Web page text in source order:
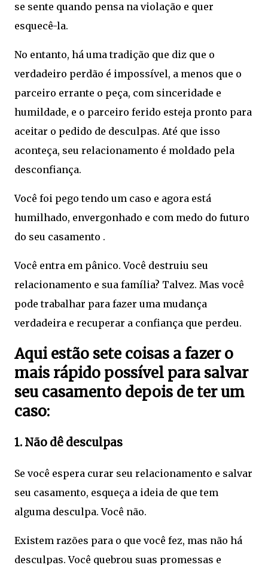
se sente quando pensa na violação e quer
esquecê-la.
No entanto, há uma tradição que diz que o
verdadeiro perdão é impossível, a menos que o
parceiro errante o peça, com sinceridade e
humildade, e o parceiro ferido esteja pronto para
aceitar o pedido de desculpas. Até que isso
aconteça, seu relacionamento é moldado pela
desconfiança.
Você foi pego tendo um caso e agora está
humilhado, envergonhado e com medo do futuro
do seu casamento .
Você entra em pânico. Você destruiu seu
relacionamento e sua família? Talvez. Mas você
pode trabalhar para fazer uma mudança
verdadeira e recuperar a confiança que perdeu.
Aqui estão sete coisas a fazer o
mais rápido possível para salvar
seu casamento depois de ter um
caso:
1. Não dê desculpas
Se você espera curar seu relacionamento e salvar
seu casamento, esqueça a ideia de que tem
alguma desculpa. Você não.
Existem razões para o que você fez, mas não há
desculpas. Você quebrou suas promessas e